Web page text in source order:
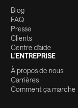
Blog
FAQ
Presse
Clients
Centre d'aide
L'ENTREPRISE
À propos de nous
Carrières
Comment ça marche